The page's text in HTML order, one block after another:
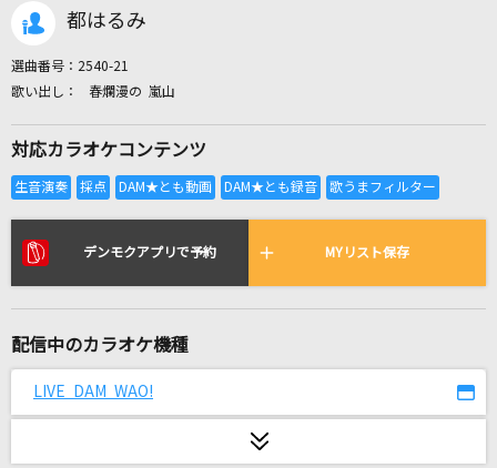
全国りれき
リアルタイムで歌われている曲の一覧
[生音]さよならエレジー
都はるみ
選曲番号： 2540-21
春爛漫の 嵐山
対応カラオケコンテンツ
デンモクアプリで予約 MYリスト保存
配信中のカラオケ機種
LIVE DAM WAO!